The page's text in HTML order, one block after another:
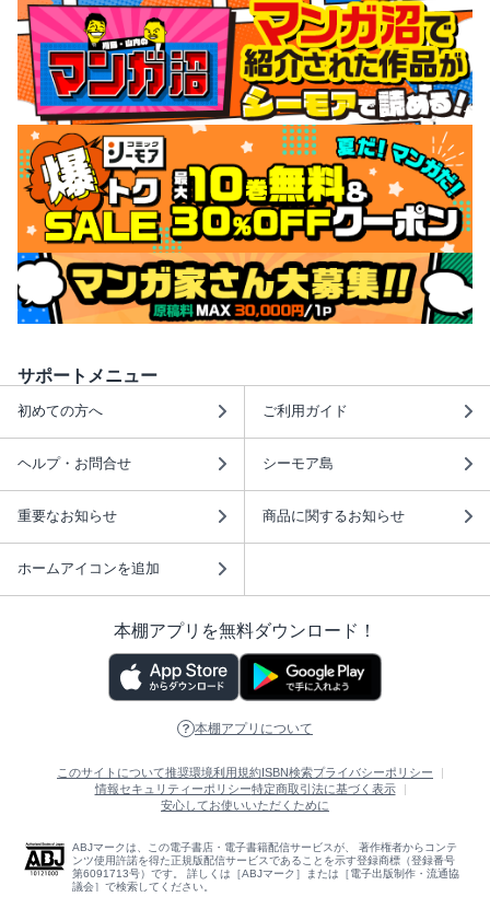
サポートメニュー
初めての方へ ご利用ガイド
ヘルプ・お問合せ シーモア島
重要なお知らせ 商品に関するお知らせ
ホームアイコンを追加
本棚アプリを無料ダウンロード！
本棚アプリについて
このサイトについて推奨環境利用規約ISBN検索プライバシーポリシー
情報セキュリティーポリシー特定商取引法に基づく表示
安心してお使いいただくために
ABJマークは、この電子書店・電子書籍配信サービスが、 著作権者からコンテ
ンツ使用許諾を得た正規版配信サービスであることを示す登録商標（登録番号
第6091713号）です。 詳しくは［ABJマーク］または［電子出版制作・流通協
議会］で検索してください。